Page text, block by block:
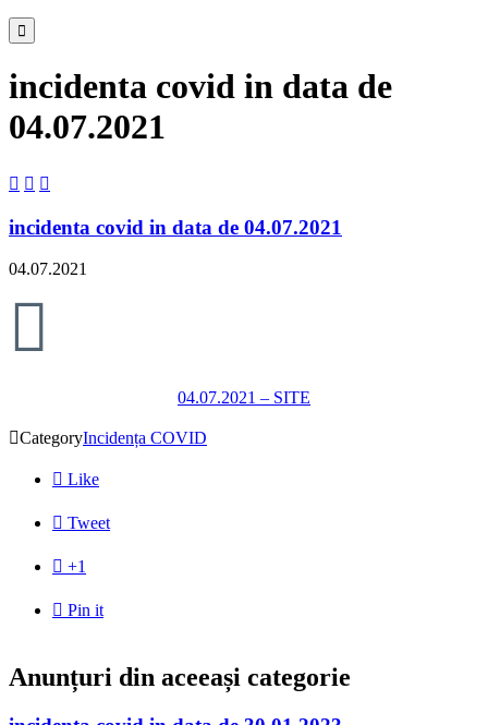

incidenta covid in data de
04.07.2021
  
incidenta covid in data de 04.07.2021
04.07.2021

04.07.2021 – SITE
CategoryIncidența COVID
 Like
 Tweet
 +1
 Pin it
Anunțuri din aceeași categorie